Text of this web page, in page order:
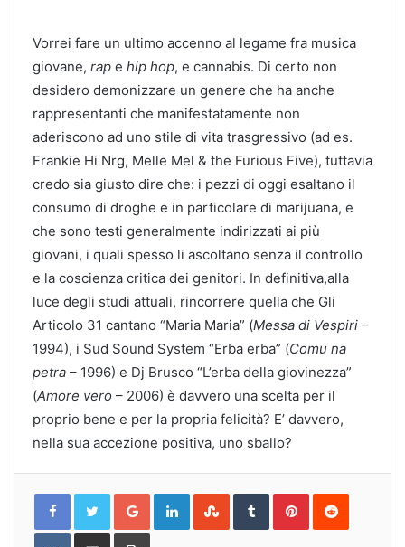
Vorrei fare un ultimo accenno al legame fra musica
giovane, rap e hip hop, e cannabis. Di certo non
desidero demonizzare un genere che ha anche
rappresentanti che manifestatamente non
aderiscono ad uno stile di vita trasgressivo (ad es.
Frankie Hi Nrg, Melle Mel & the Furious Five), tuttavia
credo sia giusto dire che: i pezzi di oggi esaltano il
consumo di droghe e in particolare di marijuana, e
che sono testi generalmente indirizzati ai più
giovani, i quali spesso li ascoltano senza il controllo
e la coscienza critica dei genitori. In definitiva,alla
luce degli studi attuali, rincorrere quella che Gli
Articolo 31 cantano “Maria Maria” (Messa di Vespiri –
1994), i Sud Sound System “Erba erba” (Comu na
petra – 1996) e Dj Brusco “L’erba della giovinezza”
(Amore vero – 2006) è davvero una scelta per il
proprio bene e per la propria felicità? E’ davvero,
nella sua accezione positiva, uno sballo?
Google+LinkedInStumbleUpon
TumblrPinterestReddit
VKontakteShare Print